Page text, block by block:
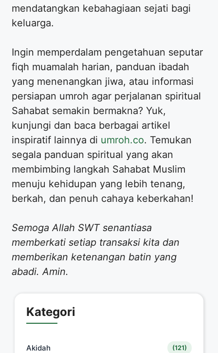
mendatangkan kebahagiaan sejati bagi
keluarga.
Ingin memperdalam pengetahuan seputar
fiqh muamalah harian, panduan ibadah
yang menenangkan jiwa, atau informasi
persiapan umroh agar perjalanan spiritual
Sahabat semakin bermakna? Yuk,
kunjungi dan baca berbagai artikel
inspiratif lainnya di umroh.co. Temukan
segala panduan spiritual yang akan
membimbing langkah Sahabat Muslim
menuju kehidupan yang lebih tenang,
berkah, dan penuh cahaya keberkahan!
Semoga Allah SWT senantiasa
memberkati setiap transaksi kita dan
memberikan ketenangan batin yang
abadi. Amin.
Kategori
Akidah (121)